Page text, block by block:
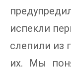
испекли
слепили из
их. Мы